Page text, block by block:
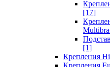
[17]
[1]
Крепления
Крепления